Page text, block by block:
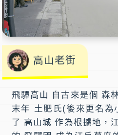
高山老街
飛驒高山 自古來是個 森
末年 土肥氏(後來更名為
了 高山城 作為根據地，